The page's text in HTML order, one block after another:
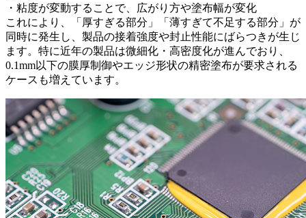
・粘度が変動することで、広がり方や塗布幅が変化
これにより、「厚すぎる部分」「薄すぎて不足する部分」が
同時に発生し、製品の接着強度や封止性能にばらつきが生じ
ます。特に近年の製品は微細化・高密度化が進んでおり、
0.1mm以下の膜厚制御やエッジ形状の精密塗布が要求される
ケースも増えています。